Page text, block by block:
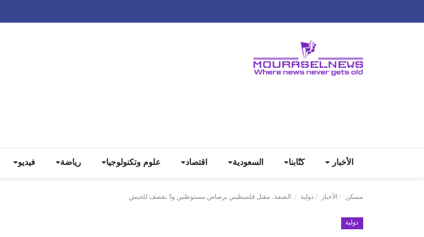
الأخبار كتّابنا السعودية اقتصاد علوم وتكنولوجيا رياضة فيديو
مسكن الأخبار دولية الضفة.. مقتل فلسطيني برصاص مستوطنين و5 بقصف للجيش
دولية